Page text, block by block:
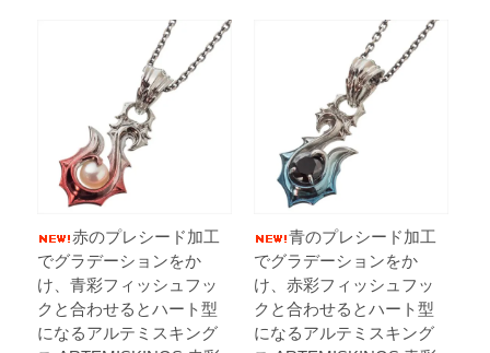
赤のプレシード加工
でグラデーションをか
け、青彩フィッシュフッ
クと合わせるとハート型
になるアルテミスキング
青のプレシード加工
でグラデーションをか
け、赤彩フィッシュフッ
クと合わせるとハート型
になるアルテミスキング